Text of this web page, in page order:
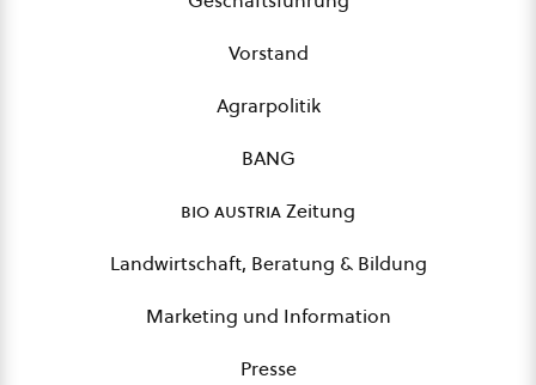
Vorstand
Agrarpolitik
BANG
bio austriaZeitung
Landwirtschaft, Beratung & Bildung
Marketing und Information
Presse